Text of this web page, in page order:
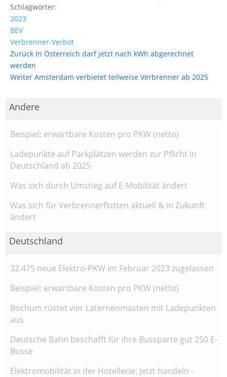
Andere
Beispiel: erwartbare Kosten pro PKW (netto)
Ladepunkte auf Parkplätzen werden zur Pflicht in
Deutschland ab 2025
Was sich durch Umstieg auf E-Mobilität ändert
Was sich für Verbrennerflotten aktuell & in Zukunft
ändert
Deutschland
32.475 neue Elektro-PKW im Februar 2023 zugelassen
Beispiel: erwartbare Kosten pro PKW (netto)
Bochum rüstet vier Laternenmasten mit Ladepunkten
aus
Deutsche Bahn beschafft für ihre Bussparte gut 250 E-
Busse
Elektromobilität in der Hotellerie: Jetzt handeln -
Schlagwörter:
2023
BEV
Verbrenner-Verbot
Zurück In Österreich darf jetzt nach kWh abgerechnet
werden
Weiter Amsterdam verbietet teilweise Verbrenner ab 2025